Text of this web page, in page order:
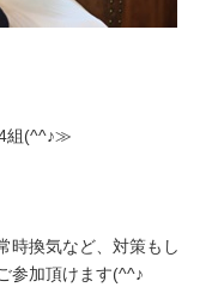
(^^♪≫
時換気など、対策もし
参加頂けます(^^♪